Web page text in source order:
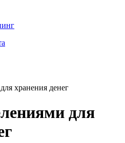
хранения денег
для